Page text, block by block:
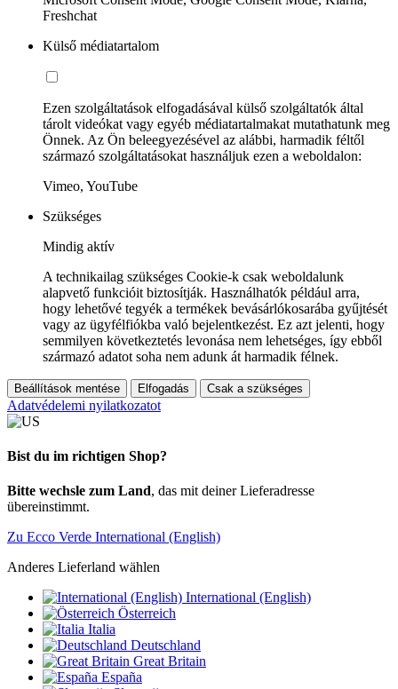
Freshchat
Külső médiatartalom
Ezen szolgáltatások elfogadásával külső szolgáltatók által
tárolt videókat vagy egyéb médiatartalmakat mutathatunk meg
Önnek. Az Ön beleegyezésével az alábbi, harmadik féltől
származó szolgáltatásokat használjuk ezen a weboldalon:
Vimeo, YouTube
Szükséges
Mindig aktív
A technikailag szükséges Cookie-k csak weboldalunk
alapvető funkcióit biztosítják. Használhatók például arra,
hogy lehetővé tegyék a termékek bevásárlókosarába gyűjtését
vagy az ügyfélfiókba való bejelentkezést. Ez azt jelenti, hogy
semmilyen következtetés levonása nem lehetséges, így ebből
származó adatot soha nem adunk át harmadik félnek.
Beállítások mentése Elfogadás Csak a szükséges
Adatvédelemi nyilatkozatot
Bist du im richtigen Shop?
Bitte wechsle zum Land, das mit deiner Lieferadresse
übereinstimmt.
Zu Ecco Verde International (English)
Anderes Lieferland wählen
International (English)
Österreich
Italia
Deutschland
Great Britain
España